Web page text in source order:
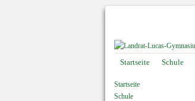
Navigation
überspringen
Startseite Schule
Startseite
Schule